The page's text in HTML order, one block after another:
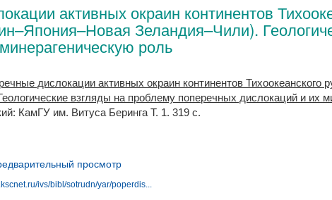
активных окраин континентов
Зеландия–Чили).
роль
дислокации активных окраин континентов
взгляды на проблему поперечных дислокаций и их
КамГУ им. Витуса Беринга Т. 1. 319 с.
просмотр
ivs/bibl/sotrudn/yar/poperdis...